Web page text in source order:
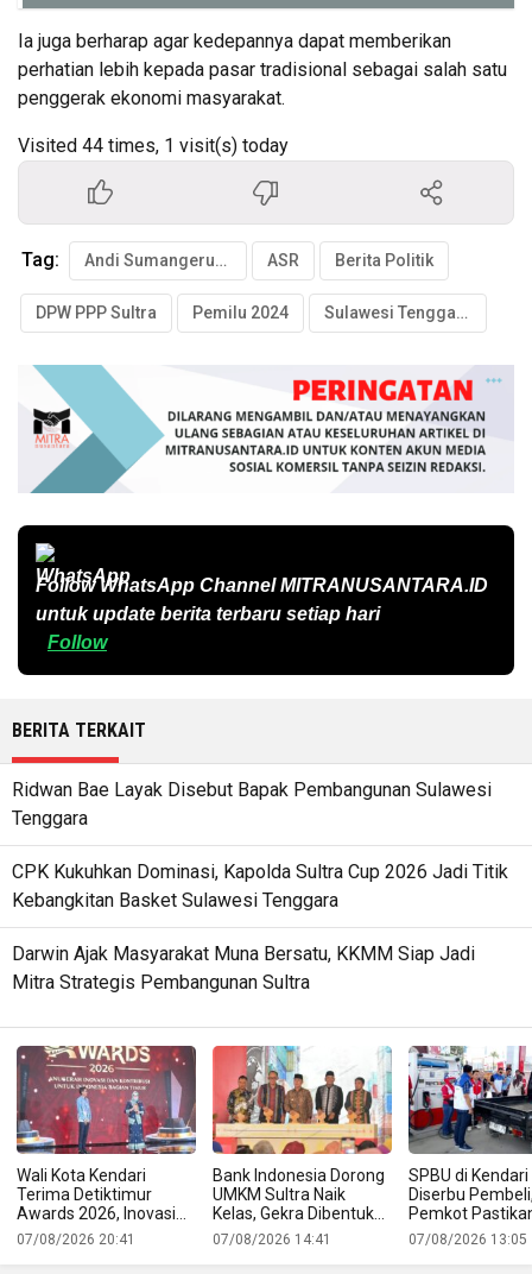
Ia juga berharap agar kedepannya dapat memberikan
perhatian lebih kepada pasar tradisional sebagai salah satu
penggerak ekonomi masyarakat.
Visited 44 times, 1 visit(s) today
Tag: Andi Sumangerukka ASR Berita Politik
DPW PPP Sultra Pemilu 2024 Sulawesi Tenggara
Follow WhatsApp ChannelMITRANUSANTARA.ID
untuk update berita terbaru setiap hari
Follow
BERITA TERKAIT
Ridwan Bae Layak Disebut Bapak Pembangunan Sulawesi
Tenggara
CPK Kukuhkan Dominasi, Kapolda Sultra Cup 2026 Jadi Titik
Kebangkitan Basket Sulawesi Tenggara
Darwin Ajak Masyarakat Muna Bersatu, KKMM Siap Jadi
Mitra Strategis Pembangunan Sultra
Wali Kota Kendari
Terima Detiktimur
Awards 2026, Inovasi
Digitalisasi PAD Raih
Pengakuan Nasional
07/08/2026 20:41
Bank Indonesia Dorong
UMKM Sultra Naik
Kelas, Gekra Dibentuk
untuk Buka Jalan
Produk Lokal ke Pasar
07/08/2026 14:41
SPBU di Kendari
Diserbu
Pemkot
Pasokan BBM
Aman
07/08/2026 13:05